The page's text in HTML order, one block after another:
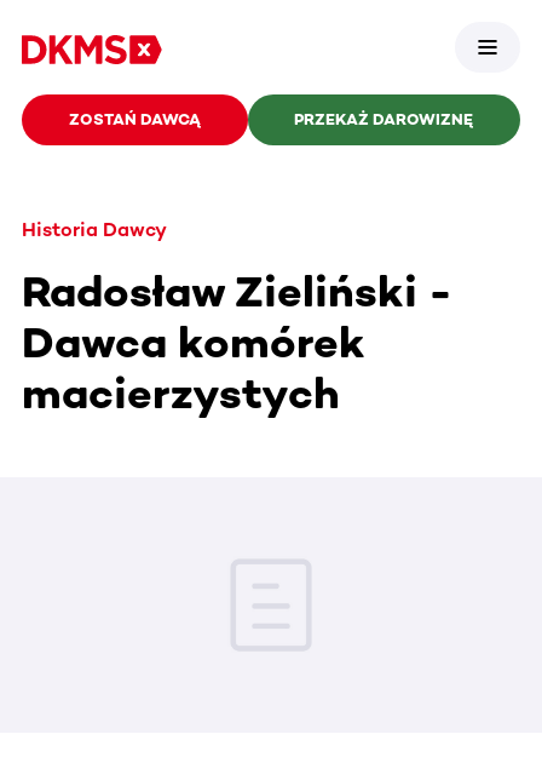
ZOSTAŃ DAWCĄ PRZEKAŻ DAROWIZNĘ
Historia Dawcy
Radosław Zieliński -
Dawca komórek
macierzystych